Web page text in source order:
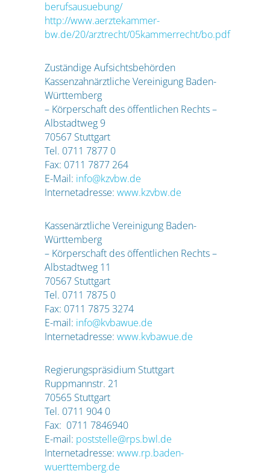
berufsausuebung/
http://www.aerztekammer-
bw.de/20/arztrecht/05kammerrecht/bo.pdf
Zuständige Aufsichtsbehörden
Kassenzahnärztliche Vereinigung Baden-
Württemberg
– Körperschaft des öffentlichen Rechts –
Albstadtweg 9
70567 Stuttgart
Tel. 0711 7877 0
Fax: 0711 7877 264
E-Mail: info@kzvbw.de
Internetadresse: www.kzvbw.de
Kassenärztliche Vereinigung Baden-
Württemberg
– Körperschaft des öffentlichen Rechts –
Albstadtweg 11
70567 Stuttgart
Tel. 0711 7875 0
Fax: 0711 7875 3274
E-mail: info@kvbawue.de
Internetadresse: www.kvbawue.de
Regierungspräsidium Stuttgart
Ruppmannstr. 21
70565 Stuttgart
Tel. 0711 904 0
Fax: 0711 7846940
E-mail: poststelle@rps.bwl.de
Internetadresse: www.rp.baden-
wuerttemberg.de